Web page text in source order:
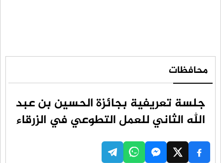
محافظات
جلسة تعريفية بجائزة الحسين بن عبد
الله الثاني للعمل التطوعي في الزرقاء